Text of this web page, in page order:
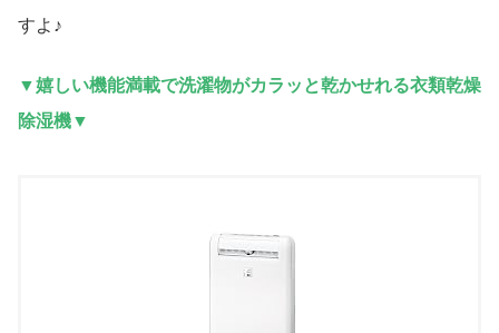
すよ♪
▼嬉しい機能満載で洗濯物がカラッと乾かせれる衣類乾燥
除湿機▼